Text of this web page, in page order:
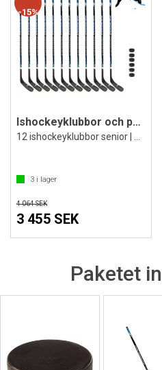
15%
Ishockeyklubbor och puckar | 150 cm (L)
3 i lager
4 064 SEK
3 455 SEK
Paketet